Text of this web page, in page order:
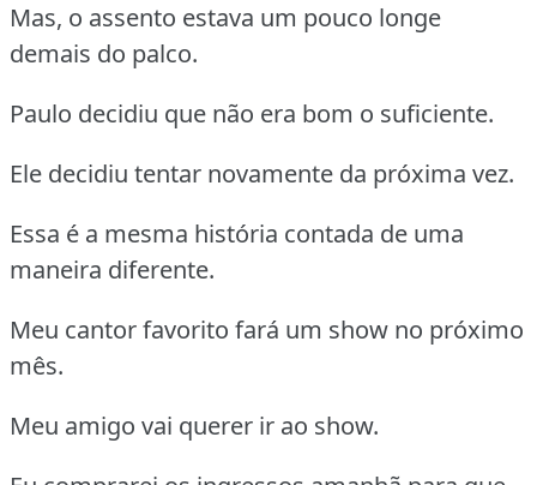
Mas, o assento estava um pouco longe
demais do palco.
Paulo decidiu que não era bom o suficiente.
Ele decidiu tentar novamente da próxima vez.
Essa é a mesma história contada de uma
maneira diferente.
Meu cantor favorito fará um show no próximo
mês.
Meu amigo vai querer ir ao show.